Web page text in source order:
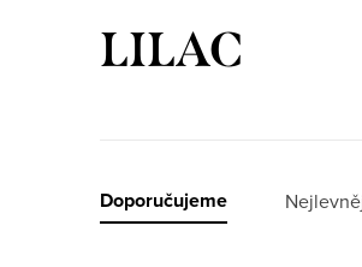
LILAC
Ř
Doporučujeme